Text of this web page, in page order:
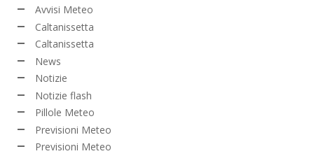
Avvisi Meteo
Caltanissetta
Caltanissetta
News
Notizie
Notizie flash
Pillole Meteo
Previsioni Meteo
Previsioni Meteo